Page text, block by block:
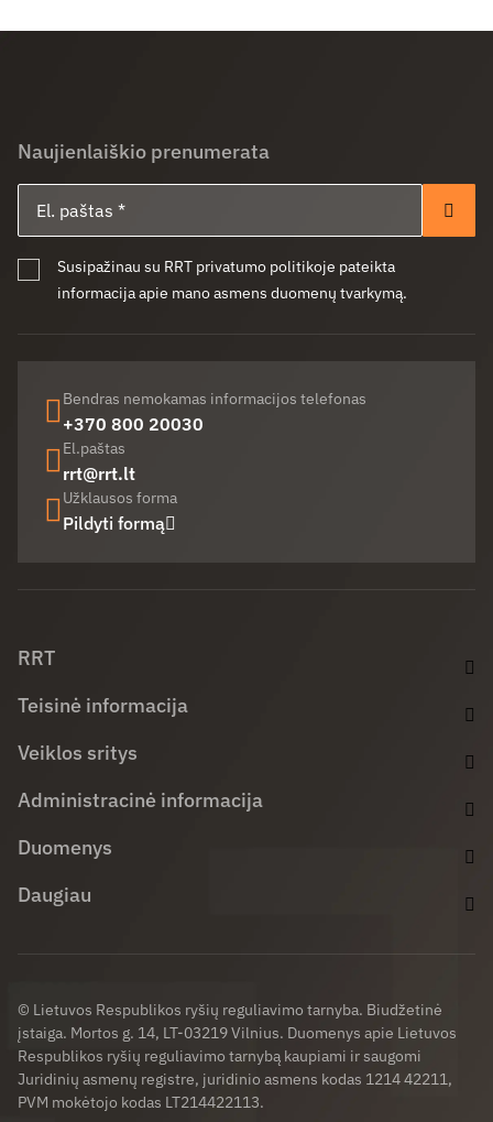
Naujienlaiškio prenumerata
Susipažinau su RRT privatumo politikoje pateikta
informacija apie mano asmens duomenų tvarkymą.
Bendras nemokamas informacijos telefonas
+370 800 20030
El.paštas
rrt@rrt.lt
Užklausos forma
Pildyti formą
RRT
Teisinė informacija
Veiklos sritys
Administracinė informacija
Duomenys
Daugiau
© Lietuvos Respublikos ryšių reguliavimo tarnyba. Biudžetinė
įstaiga. Mortos g. 14, LT-03219 Vilnius. Duomenys apie Lietuvos
Respublikos ryšių reguliavimo tarnybą kaupiami ir saugomi
Juridinių asmenų registre, juridinio asmens kodas 1214 42211,
PVM mokėtojo kodas LT214422113.